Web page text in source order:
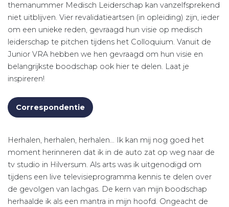
themanummer Medisch Leiderschap kan vanzelfsprekend
niet uitblijven. Vier revalidatieartsen (in opleiding) zijn, ieder
om een unieke reden, gevraagd hun visie op medisch
leiderschap te pitchen tijdens het Colloquium. Vanuit de
Junior VRA hebben we hen gevraagd om hun visie en
belangrijkste boodschap ook hier te delen. Laat je
inspireren!
Correspondentie
Herhalen, herhalen, herhalen… Ik kan mij nog goed het
moment herinneren dat ik in de auto zat op weg naar de
tv studio in Hilversum. Als arts was ik uitgenodigd om
tijdens een live televisieprogramma kennis te delen over
de gevolgen van lachgas. De kern van mijn boodschap
herhaalde ik als een mantra in mijn hoofd. Ongeacht de